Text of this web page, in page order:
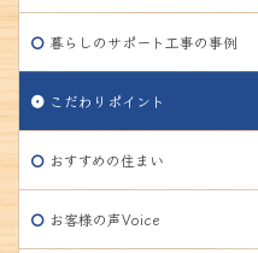
暮らしのサポート工事の事例
こだわりポイント
おすすめの住まい
お客様の声Voice